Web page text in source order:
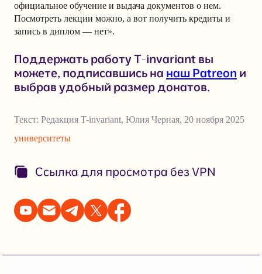
официальное обучение и выдача документов о нем.
Посмотреть лекции можно, а вот получить кредиты и
запись в диплом — нет».
Поддержать работу T-invariant вы
можете, подписавшись на наш Patreon и
выбрав удобный размер донатов.
Текст: Редакция T-invariant, Юлия Черная, 20 ноября 2025
университеты
Ссылка для просмотра без VPN